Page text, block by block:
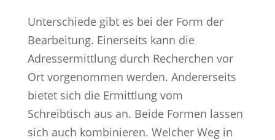
Unterschiede gibt es bei der Form der
Bearbeitung. Einerseits kann die
Adressermittlung durch Recherchen vor
Ort vorgenommen werden. Andererseits
bietet sich die Ermittlung vom
Schreibtisch aus an. Beide Formen lassen
sich auch kombinieren. Welcher Weg in